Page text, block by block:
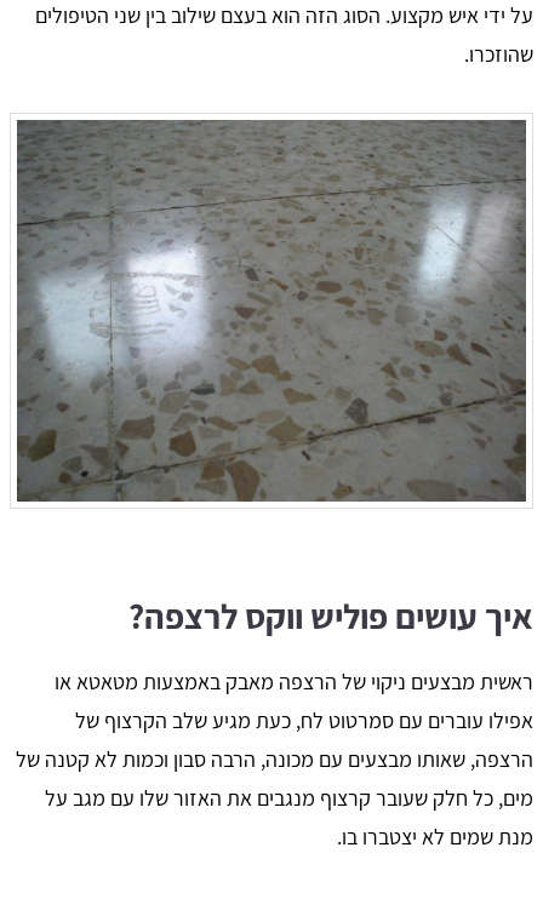
על ידי איש מקצוע. הסוג הזה הוא בעצם שילוב בין שני הטיפולים
שהוזכרו.
איך עושים פוליש ווקס לרצפה?
ראשית מבצעים ניקוי של הרצפה מאבק באמצעות מטאטא או
אפילו עוברים עם סמרטוט לח, כעת מגיע שלב הקרצוף של
הרצפה, שאותו מבצעים עם מכונה, הרבה סבון וכמות לא קטנה של
מים, כל חלק שעובר קרצוף מנגבים את האזור שלו עם מגב על
מנת שמים לא יצטברו בו.